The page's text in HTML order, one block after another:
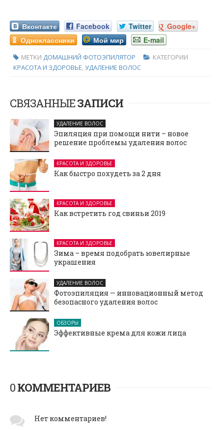
Вконтакте Facebook Twitter
Google+
Одноклассники
Мой мир E-mail
МЕТКИ ДОМАШНИЙ ФОТОЭПИЛЯТОР
КАТЕГОРИИ
КРАСОТА И ЗДОРОВЬЕ,УДАЛЕНИЕ ВОЛОС
СВЯЗАННЫЕЗАПИСИ
УДАЛЕНИЕ ВОЛОС
Эпиляция при помощи нити – новое
решение проблемы удаления волос
КРАСОТА И ЗДОРОВЬЕ
Как быстро похудеть за 2 дня
КРАСОТА И ЗДОРОВЬЕ
Как встретить год свиньи 2019
КРАСОТА И ЗДОРОВЬЕ
Зима – время подобрать ювелирные
украшения
УДАЛЕНИЕ ВОЛОС
Фотоэпиляция — инновационный метод
безопасного удаления волос
ОБЗОРЫ
Эффективные крема для кожи лица
0КОММЕНТАРИЕВ
Нет комментариев!